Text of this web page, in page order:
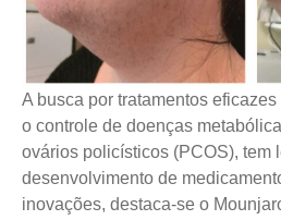
A busca por tratamentos
o controle de doenças
ovários policísticos (PCOS), tem
desenvolvimento de
inovações, destaca-se o